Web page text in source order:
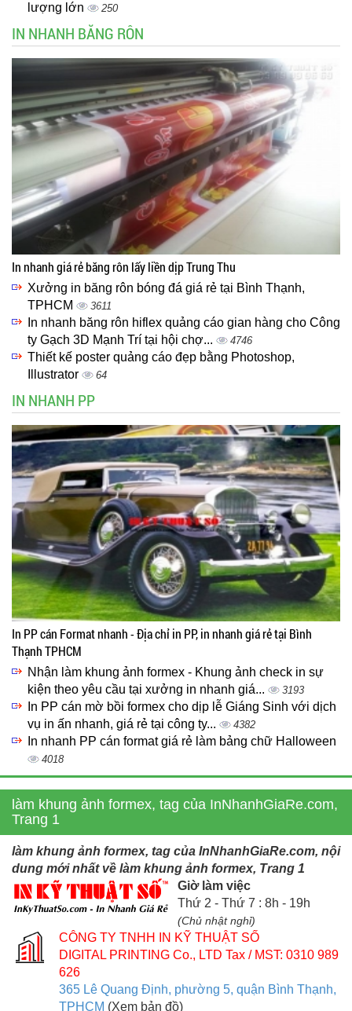
lượng lớn 250
IN NHANH BĂNG RÔN
In nhanh giá rẻ băng rôn lấy liền dịp Trung Thu
Xưởng in băng rôn bóng đá giá rẻ tại Bình Thạnh,
TPHCM
3611
In nhanh băng rôn hiflex quảng cáo gian hàng cho Công
ty Gạch 3D Mạnh Trí tại hội chợ...
4746
Thiết kế poster quảng cáo đẹp bằng Photoshop,
Illustrator
64
IN NHANH PP
In PP cán Format nhanh - Địa chỉ in PP, in nhanh giá rẻ tại Bình
Thạnh TPHCM
Nhận làm khung ảnh formex - Khung ảnh check in sự
kiện theo yêu cầu tại xưởng in nhanh giá...
3193
In PP cán mờ bồi formex cho dịp lễ Giáng Sinh với dịch
vụ in ấn nhanh, giá rẻ tại công ty...
4382
In nhanh PP cán format giá rẻ làm bảng chữ Halloween
4018
làm khung ảnh formex, tag của InNhanhGiaRe.com,
Trang 1
làm khung ảnh formex, tag của InNhanhGiaRe.com, nội
dung mới nhất về làm khung ảnh formex, Trang 1
Giờ làm việc
Thứ 2 - Thứ 7 : 8h - 19h
(Chủ nhật nghỉ)
CÔNG TY TNHH IN KỸ THUẬT SỐ
DIGITAL PRINTING Co., LTD Tax / MST: 0310 989
626
365 Lê Quang Định, phường 5, quận Bình Thạnh,
TPHCM (Xem bản đồ)